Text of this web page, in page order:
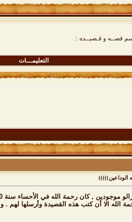
قصــه و قـصيــده ::
التعليمـــات
الوداعين)))))
الله الا أن كتب هذه القصيدة وأرسلها